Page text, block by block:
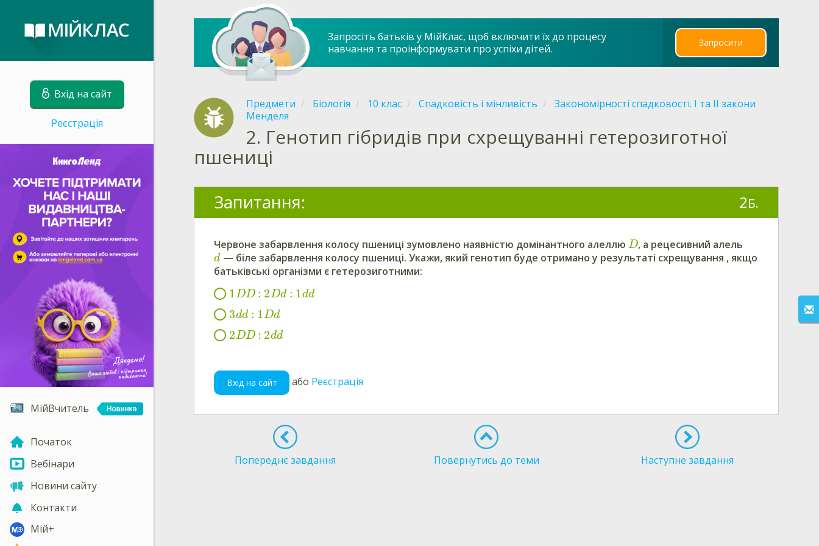
Вхід на сайт
Реєстрація
МійВчитель
Початок
Вебінари
Новини сайту
Контакти
Мій+
Запросіть батьків у МійКлас, щоб включити їх до процесу
навчання та проінформувати про успіхи дітей.
Запросити
Предмети Біологія 10 клас Спадковість і мінливість
Закономірності спадковості. І та ІІ закони
Менделя
2. Генотип гібридів при схрещуванні гетерозиготної
пшениці
Запитання: 2Б.
Червоне забарвлення колосу пшениці зумовлено наявністю домінантного алеллю D, а рецесивний алель
d— біле забарвлення колосу пшениці. Укажи, який генотип буде отримано у результаті схрещування , якщо
батьківські організми є гетерозиготними:
1 DD : 2 Dd : 1 dd
3dd : 1Dd
2DD : 2dd
Вхід на сайт або Реєстрація
Попереднє завдання Повернутись до теми Наступне завдання